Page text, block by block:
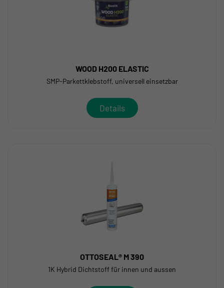
WOOD H200 ELASTIC
SMP-Parkettklebstoff, universell einsetzbar
Details
OTTOSEAL® M 390
1K Hybrid Dichtstoff für innen und aussen